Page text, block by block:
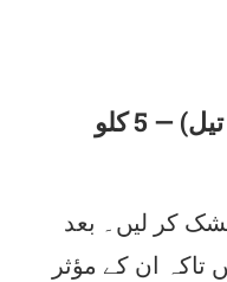
5 کلو
کر لیں۔ بعد
تاکہ ان کے مؤثر